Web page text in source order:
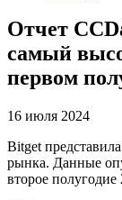
Отчет
самый
первом
16 июля 2024
Bitget
рынка. Данные
второе полугодие